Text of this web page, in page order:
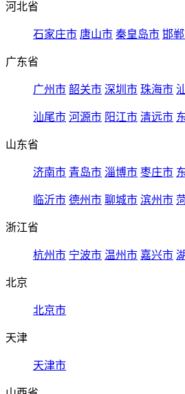
河北省
石家庄市 唐山市 秦皇岛市 邯
广东省
广州市 韶关市 深圳市 珠海市
汕尾市 河源市 阳江市 清远市
山东省
济南市 青岛市 淄博市 枣庄市
临沂市 德州市 聊城市 滨州市
浙江省
杭州市 宁波市 温州市 嘉兴市
北京
北京市
天津
天津市